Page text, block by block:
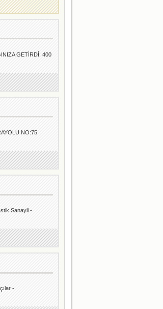
GETİRDİ. 400
NO:75
Sanayii -
-